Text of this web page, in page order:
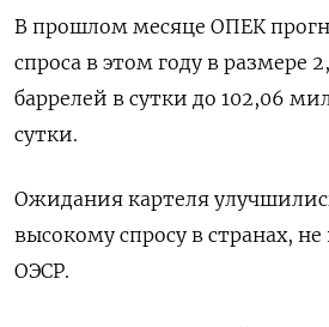
В прошлом месяце ОПЕК
спроса в этом году в размере
баррелей в сутки до 102,06
сутки.
Ожидания картеля
высокому спросу в странах,
ОЭСР.